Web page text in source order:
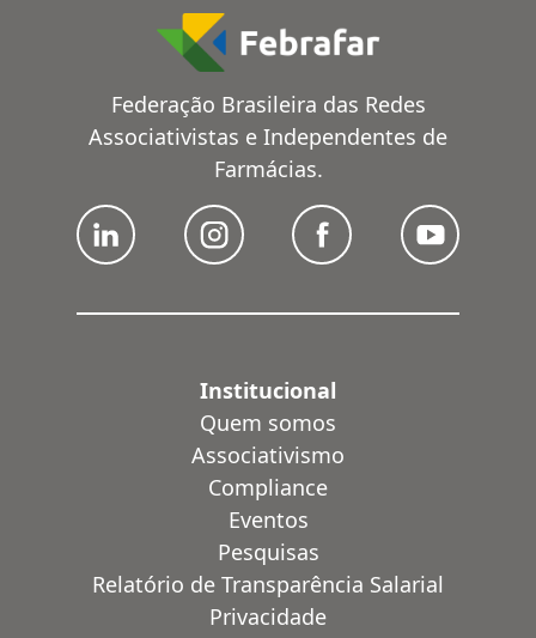
Federação Brasileira das Redes
Associativistas e Independentes de
Farmácias.
Institucional
Quem somos
Associativismo
Compliance
Eventos
Pesquisas
Relatório de Transparência Salarial
Privacidade